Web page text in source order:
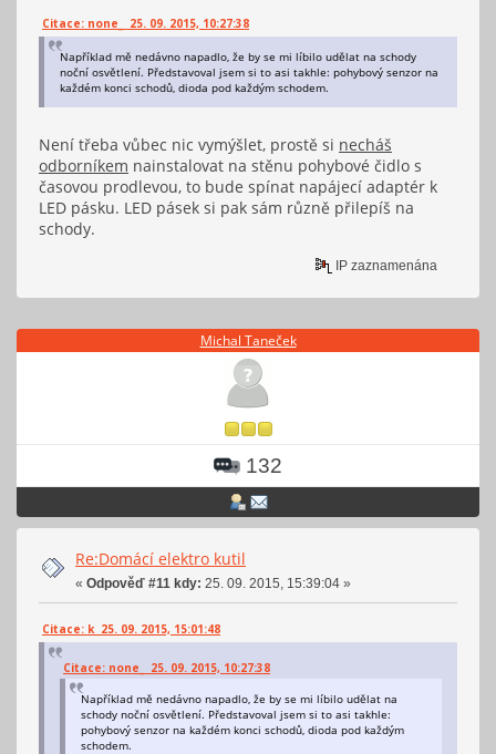
Citace: none_ 25. 09. 2015, 10:27:38
Například mě nedávno napadlo, že by se mi líbilo udělat na schody
noční osvětlení. Představoval jsem si to asi takhle: pohybový senzor na
každém konci schodů, dioda pod každým schodem.
Není třeba vůbec nic vymýšlet, prostě si necháš
odborníkem nainstalovat na stěnu pohybové čidlo s
časovou prodlevou, to bude spínat napájecí adaptér k
LED pásku. LED pásek si pak sám různě přilepíš na
schody.
IP zaznamenána
Michal Taneček
132
Re:Domácí elektro kutil
« Odpověď #11 kdy: 25. 09. 2015, 15:39:04 »
Citace: k 25. 09. 2015, 15:01:48
Citace: none_ 25. 09. 2015, 10:27:38
Například mě nedávno napadlo, že by se mi líbilo udělat na
schody noční osvětlení. Představoval jsem si to asi takhle:
pohybový senzor na každém konci schodů, dioda pod každým
schodem.